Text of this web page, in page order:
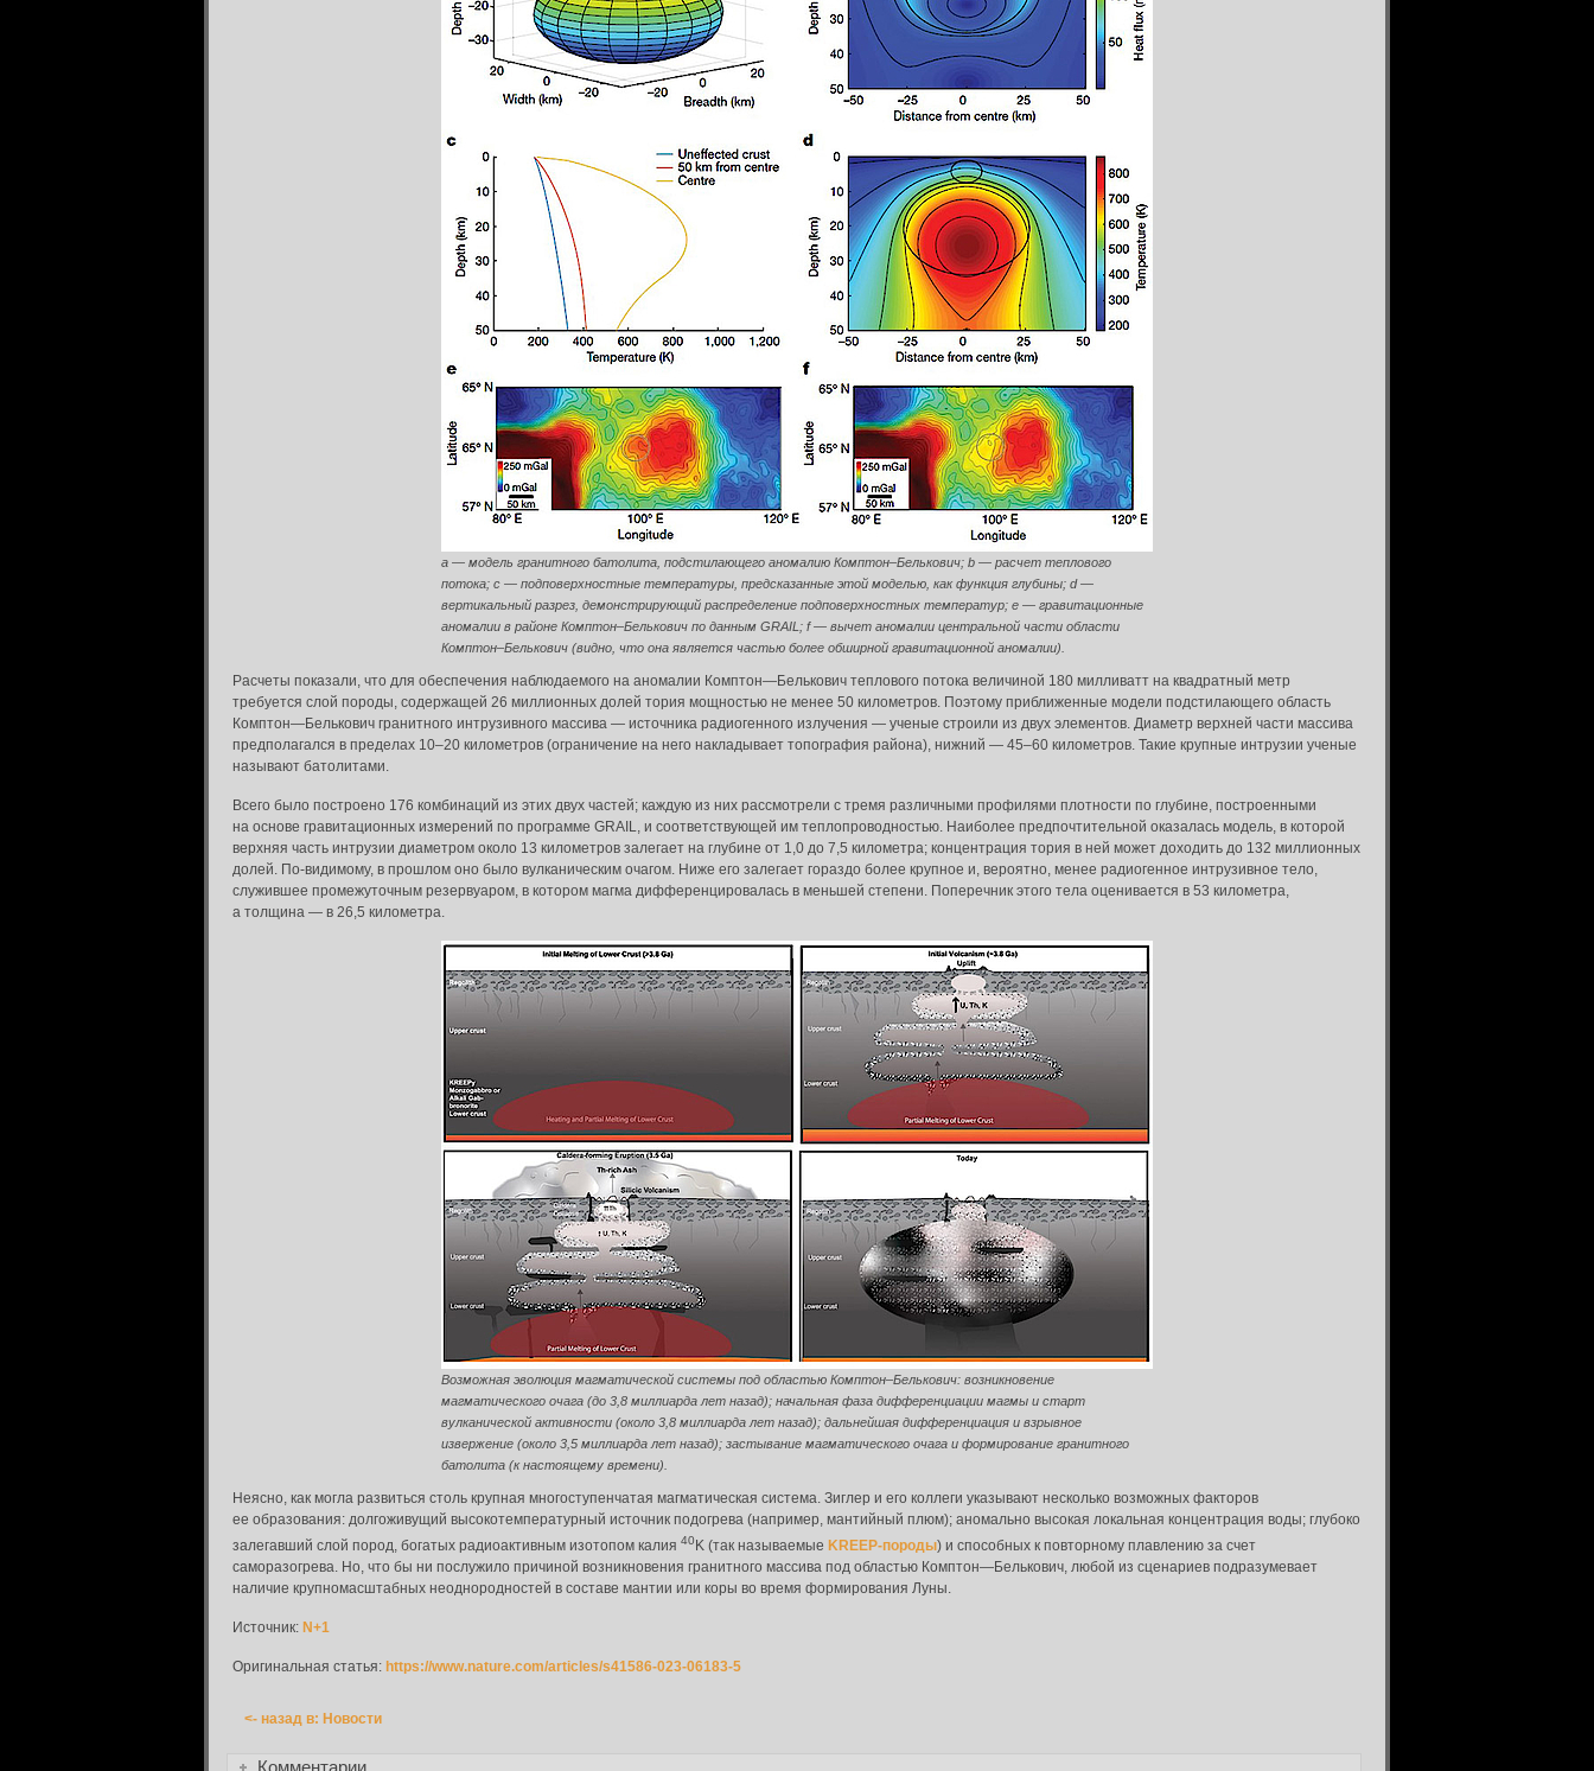
a ― модель гранитного батолита, подстилающего аномалию Комптон–Белькович; b ― расчет теплового
потока; c ― подповерхностные температуры, предсказанные этой моделью, как функция глубины; d ―
вертикальный разрез, демонстрирующий распределение подповерхностных температур; e ― гравитационные
аномалии в районе Комптон–Белькович по данным GRAIL; f ― вычет аномалии центральной части области
Комптон–Белькович (видно, что она является частью более обширной гравитационной аномалии).
Расчеты показали, что для обеспечения наблюдаемого на аномалии Комптон—Белькович теплового потока величиной 180 милливатт на квадратный метр
требуется слой породы, содержащей 26 миллионных долей тория мощностью не менее 50 километров. Поэтому приближенные модели подстилающего область
Комптон—Белькович гранитного интрузивного массива ― источника радиогенного излучения ― ученые строили из двух элементов. Диаметр верхней части массива
предполагался в пределах 10–20 километров (ограничение на него накладывает топография района), нижний ― 45–60 километров. Такие крупные интрузии ученые
называют батолитами.
Всего было построено 176 комбинаций из этих двух частей; каждую из них рассмотрели с тремя различными профилями плотности по глубине, построенными
на основе гравитационных измерений по программе GRAIL, и соответствующей им теплопроводностью. Наиболее предпочтительной оказалась модель, в которой
верхняя часть интрузии диаметром около 13 километров залегает на глубине от 1,0 до 7,5 километра; концентрация тория в ней может доходить до 132 миллионных
долей. По-видимому, в прошлом оно было вулканическим очагом. Ниже его залегает гораздо более крупное и, вероятно, менее радиогенное интрузивное тело,
служившее промежуточным резервуаром, в котором магма дифференцировалась в меньшей степени. Поперечник этого тела оценивается в 53 километра,
а толщина ― в 26,5 километра.
Возможная эволюция магматической системы под областью Комптон–Белькович: возникновение
магматического очага (до 3,8 миллиарда лет назад); начальная фаза дифференциации магмы и старт
вулканической активности (около 3,8 миллиарда лет назад); дальнейшая дифференциация и взрывное
извержение (около 3,5 миллиарда лет назад); застывание магматического очага и формирование гранитного
батолита (к настоящему времени).
Неясно, как могла развиться столь крупная многоступенчатая магматическая система. Зиглер и его коллеги указывают несколько возможных факторов
ее образования: долгоживущий высокотемпературный источник подогрева (например, мантийный плюм); аномально высокая локальная концентрация воды; глубоко
залегавший слой пород, богатых радиоактивным изотопом калия 40 K (так называемые KREEP-породы) и способных к повторному плавлению за счет
саморазогрева. Но, что бы ни послужило причиной возникновения гранитного массива под областью Комптон—Белькович, любой из сценариев подразумевает
наличие крупномасштабных неоднородностей в составе мантии или коры во время формирования Луны.
Источник: N+1
Оригинальная статья: https://www.nature.com/articles/s41586-023-06183-5
<- назад в: Новости
Введите имя пользователя и пароль для входа в систему:
Имя пользователя:
Пароль:
Запомнить меня: